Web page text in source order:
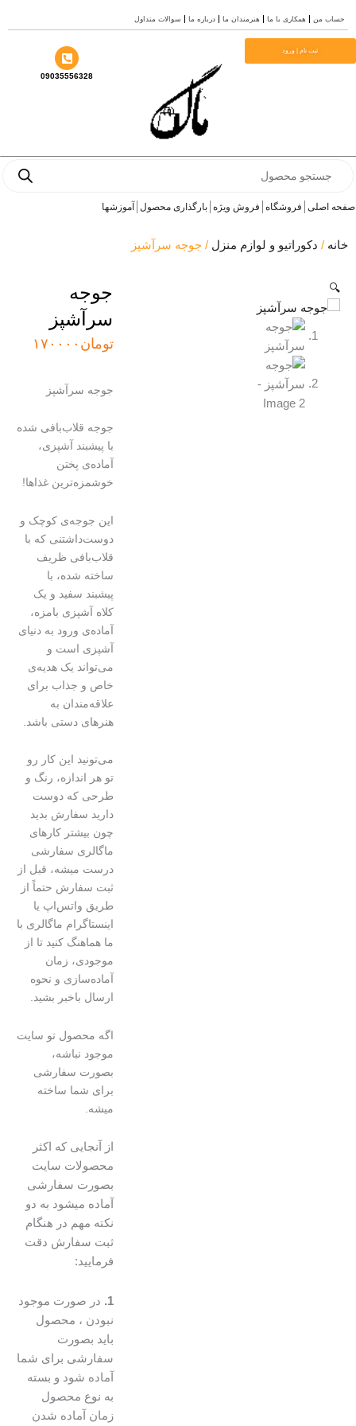
من همکاری با ما هنرمندان ما درباره ما سوالات متداول
ثبت نام | ورود
09035556328
فروشگاه فروش ویژه بارگذاری محصول آموزشها
/دکوراتیو و لوازم منزل / جوجه سرآشپز
جوجه
سرآشپز
تومان۱۷۰۰۰۰
جوجه سرآشپز
جوجه قلاب‌بافی شده
با پیشبند آشپزی،
آماده‌ی پختن
خوشمزه‌ترین غذاها!
این جوجه‌ی کوچک و
دوست‌داشتنی که با
قلاب‌بافی ظریف
ساخته شده، با
پیشبند سفید و یک
کلاه آشپزی بامزه،
آماده‌ی ورود به دنیای
آشپزی است و
می‌تواند یک هدیه‌ی
خاص و جذاب برای
علاقه‌مندان به
هنرهای دستی باشد.
می‌تونید این کار رو
تو هر اندازه، رنگ و
طرحی که دوست
دارید سفارش بدید
چون بیشتر کارهای
ماگالری سفارشی
درست میشه، قبل از
ثبت سفارش حتماً از
طریق واتس‌اپ یا
اینستاگرام ماگالری با
ما هماهنگ کنید تا از
موجودی، زمان
آماده‌سازی و نحوه
ارسال باخبر بشید.
اگه محصول تو سایت
موجود نباشه،
بصورت سفارشی
برای شما ساخته
میشه.
از آنجایی که اکثر
محصولات سایت
بصورت سفارشی
آماده میشود به دو
نکته مهم در هنگام
ثبت سفارش دقت
فرمایید:
در صورت موجود
نبودن ، محصول
باید بصورت
سفارشی برای شما
آماده شود و بسته
به نوع محصول
زمان آماده شدن